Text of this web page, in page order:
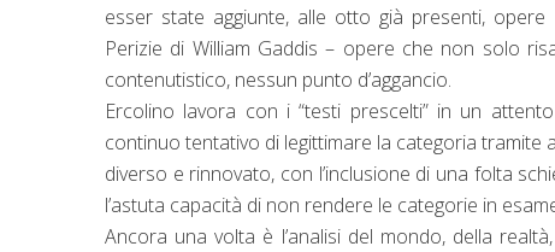
esser state aggiunte, alle otto già presenti,
Perizie di William Gaddis – opere che non solo
contenutistico, nessun punto d’aggancio.
Ercolino lavora con i “testi prescelti” in un
continuo tentativo di legittimare la categoria
diverso e rinnovato, con l’inclusione di una folta
l’astuta capacità di non rendere le categorie in
Ancora una volta è l’analisi del mondo, della